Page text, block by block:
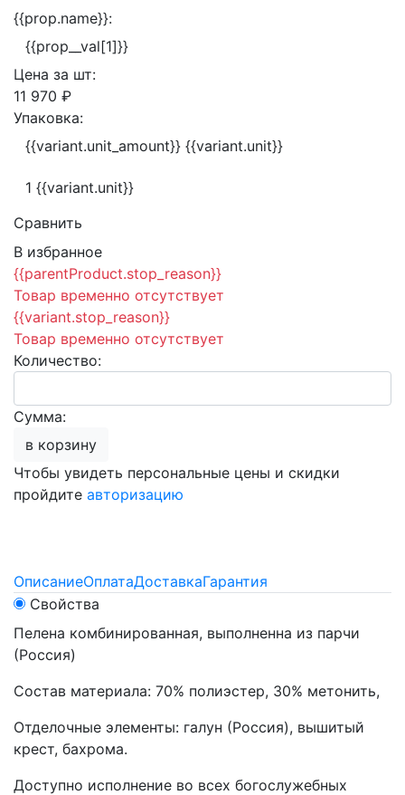
{{prop.name}}:
{{prop__val[1]}}
Цена за шт:
11 970 ₽
Упаковка:
{{variant.unit_amount}} {{variant.unit}}
1 {{variant.unit}}
Сравнить
В избранное
{{parentProduct.stop_reason}}
Товар временно отсутствует
{{variant.stop_reason}}
Товар временно отсутствует
Количество:
Сумма:
в корзину
Чтобы увидеть персональные цены и скидки
пройдите авторизацию
ОписаниеОплатаДоставкаГарантия
Свойства
Пелена комбинированная, выполненна из парчи
(Россия)
Состав материала: 70% полиэстер, 30% метонить,
Отделочные элементы: галун (Россия), вышитый
крест, бахрома.
Доступно исполнение во всех богослужебных